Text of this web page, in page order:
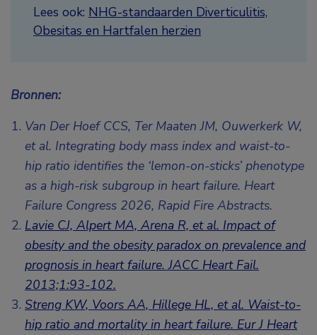
Lees ook: NHG-standaarden Diverticulitis,
Obesitas en Hartfalen herzien
Bronnen:
Van Der Hoef CCS, Ter Maaten JM, Ouwerkerk W,
et al. Integrating body mass index and waist-to-
hip ratio identifies the ‘lemon-on-sticks’ phenotype
as a high-risk subgroup in heart failure. Heart
Failure Congress 2026, Rapid Fire Abstracts.
Lavie CJ, Alpert MA, Arena R, et al. Impact of
obesity and the obesity paradox on prevalence and
prognosis in heart failure. JACC Heart Fail.
2013;1:93-102.
Streng KW, Voors AA, Hillege HL, et al. Waist-to-
hip ratio and mortality in heart failure. Eur J Heart